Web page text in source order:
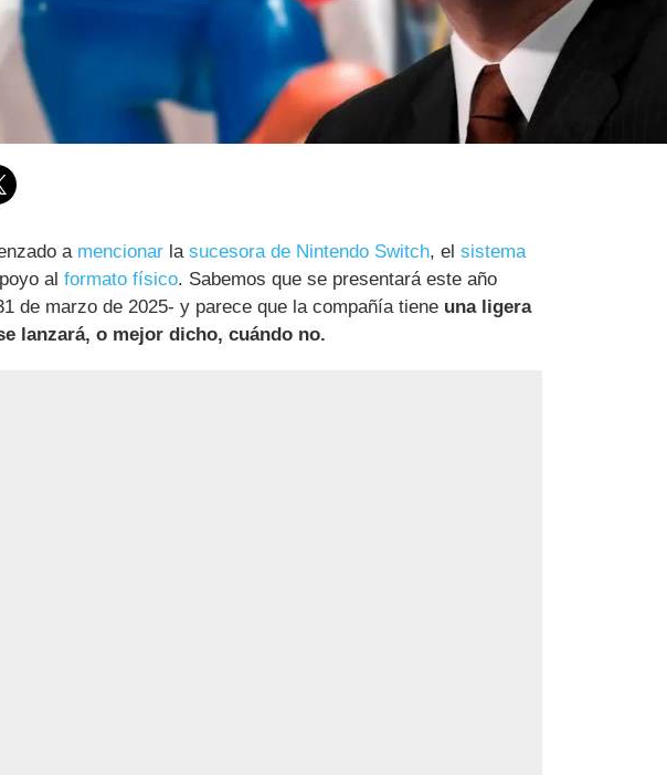
a mencionar la sucesora de Nintendo Switch, el sistema
al formato físico. Sabemos que se presentará este año
de marzo de 2025- y parece que la compañía tiene una ligera
lanzará, o mejor dicho, cuándo no.